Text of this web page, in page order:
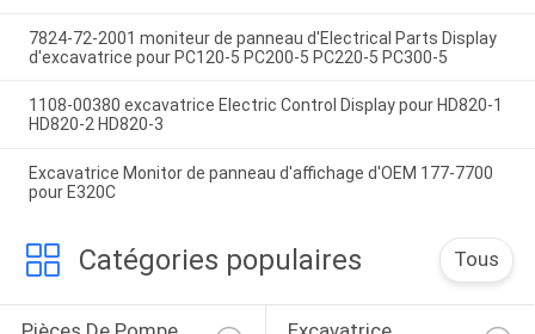
7824-72-2001 moniteur de panneau d'Electrical Parts Display
d'excavatrice pour PC120-5 PC200-5 PC220-5 PC300-5
1108-00380 excavatrice Electric Control Display pour HD820-1
HD820-2 HD820-3
Excavatrice Monitor de panneau d'affichage d'OEM 177-7700
pour E320C
Catégories populaires Tous